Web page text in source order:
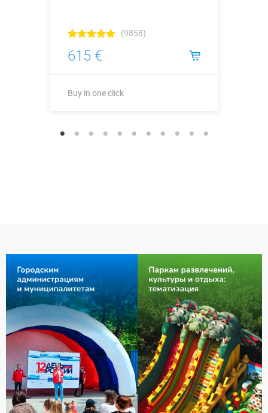
(9858)
615 €
Buy in one click